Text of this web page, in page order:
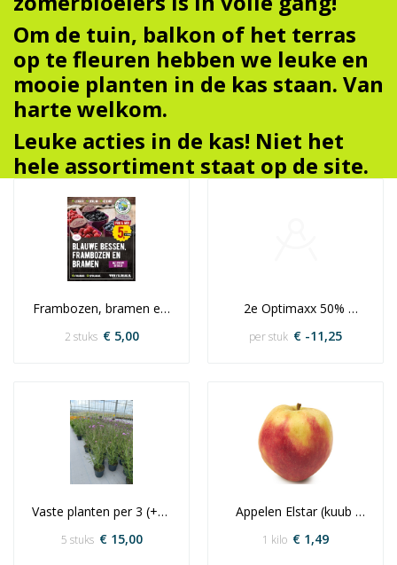
Om de tuin, balkon of het terras
op te fleuren hebben we leuke en
mooie planten in de kas staan. Van
harte welkom.
Leuke acties in de kas! Niet het
hele assortiment staat op de site.
Frambozen, bramen en
€ 5,00
2 stuks
2e Optimaxx 50%
€ -11,25
per stuk
Vaste planten per 3 (+2)
€ 15,00
5 stuks
Appelen Elstar (kuub
€ 1,49
1 kilo